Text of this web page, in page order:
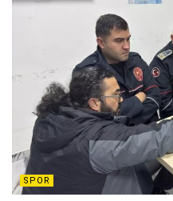
SPOR